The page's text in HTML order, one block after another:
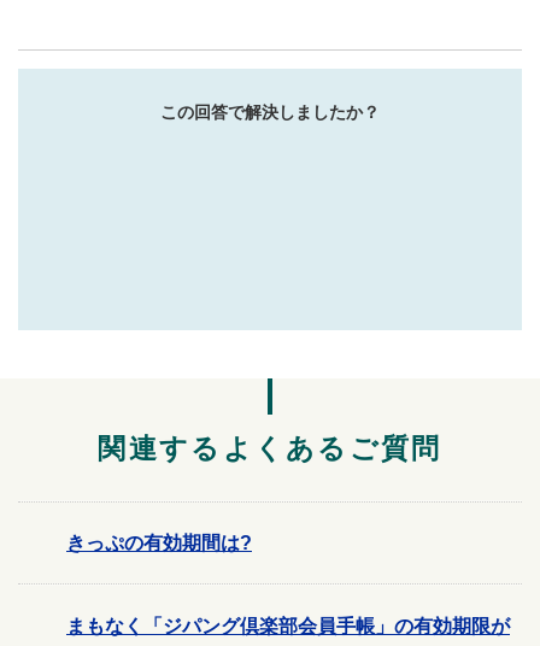
この回答で解決しましたか？
関連するよくあるご質問
きっぷの有効期間は?
まもなく「ジパング倶楽部会員手帳」の有効期限が